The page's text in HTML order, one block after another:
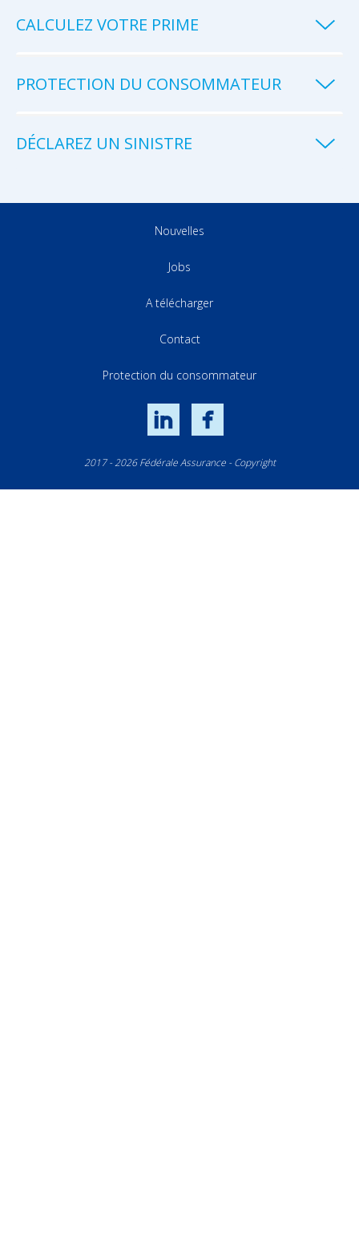
CALCULEZ VOTRE PRIME
PROTECTION DU CONSOMMATEUR
DÉCLAREZ UN SINISTRE
Nouvelles
Jobs
A télécharger
Contact
Protection du consommateur
LinkedIn
2017 - 2026 Fédérale Assurance - Copyright